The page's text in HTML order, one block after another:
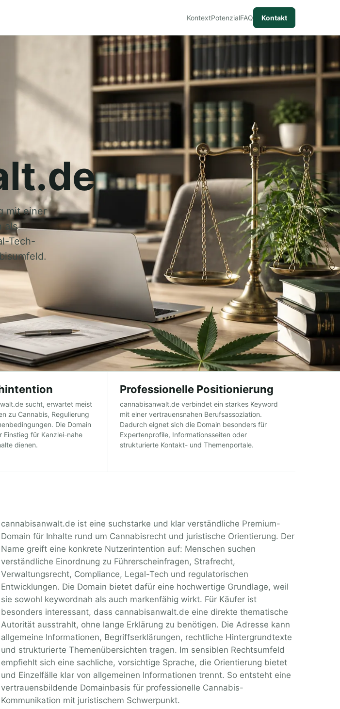
KontextPotenzialFAQ Kontakt
mit einer
als
Tech-
sucht, erwartet meist
zu Cannabis, Regulierung
Die Domain
Einstieg für Kanzlei-nahe
dienen.
Professionelle Positionierung
cannabisanwalt.de verbindet ein starkes Keyword
mit einer vertrauensnahen Berufsassoziation.
Dadurch eignet sich die Domain besonders für
Expertenprofile, Informationsseiten oder
strukturierte Kontakt- und Themenportale.
cannabisanwalt.de ist eine suchstarke und klar verständliche Premium-
Domain für Inhalte rund um Cannabisrecht und juristische Orientierung. Der
Name greift eine konkrete Nutzerintention auf: Menschen suchen
verständliche Einordnung zu Führerscheinfragen, Strafrecht,
Verwaltungsrecht, Compliance, Legal-Tech und regulatorischen
Entwicklungen. Die Domain bietet dafür eine hochwertige Grundlage, weil
sie sowohl keywordnah als auch markenfähig wirkt. Für Käufer ist
besonders interessant, dass cannabisanwalt.de eine direkte thematische
Autorität ausstrahlt, ohne lange Erklärung zu benötigen. Die Adresse kann
allgemeine Informationen, Begriffserklärungen, rechtliche Hintergrundtexte
und strukturierte Themenübersichten tragen. Im sensiblen Rechtsumfeld
empfiehlt sich eine sachliche, vorsichtige Sprache, die Orientierung bietet
und Einzelfälle klar von allgemeinen Informationen trennt. So entsteht eine
vertrauensbildende Domainbasis für professionelle Cannabis-
Kommunikation mit juristischem Schwerpunkt.